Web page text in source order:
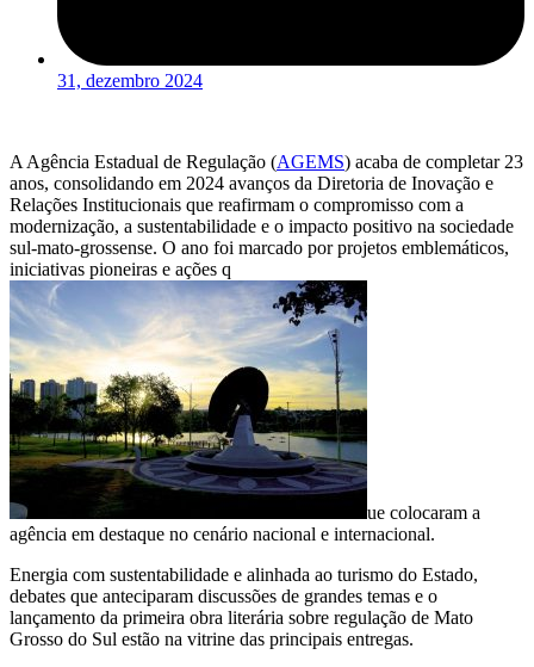
31, dezembro 2024
A Agência Estadual de Regulação (AGEMS) acaba de completar 23
anos, consolidando em 2024 avanços da Diretoria de Inovação e
Relações Institucionais que reafirmam o compromisso com a
modernização, a sustentabilidade e o impacto positivo na sociedade
sul-mato-grossense. O ano foi marcado por projetos emblemáticos,
iniciativas pioneiras e ações q
ue colocaram a
agência em destaque no cenário nacional e internacional.
Energia com sustentabilidade e alinhada ao turismo do Estado,
debates que anteciparam discussões de grandes temas e o
lançamento da primeira obra literária sobre regulação de Mato
Grosso do Sul estão na vitrine das principais entregas.